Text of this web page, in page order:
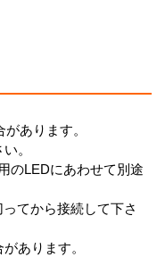
あります。
。
のLEDにあわせて別途
てから接続して下さ
あります。